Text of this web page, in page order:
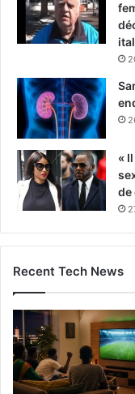
«
de
Recent Tech News